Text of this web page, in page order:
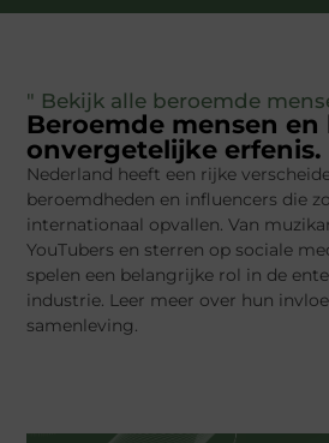
" Bekijk alle beroemde
Beroemde mensen en
onvergetelijke erfenis.
Nederland heeft een rijke
beroemdheden en influencers die
internationaal opvallen. Van
YouTubers en sterren op sociale
spelen een belangrijke rol in de
industrie. Leer meer over hun
samenleving.